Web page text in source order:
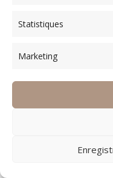
Statistiques
Marketing